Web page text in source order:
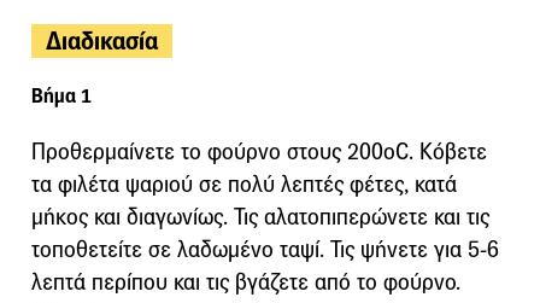
Διαδικασία
Βήμα 1
Προθερμαίνετε το φούρνο στους 200oC. Κόβετε
τα φιλέτα ψαριού σε πολύ λεπτές φέτες, κατά
μήκος και διαγωνίως. Τις αλατοπιπερώνετε και τις
τοποθετείτε σε λαδωμένο ταψί. Τις ψήνετε για 5-6
λεπτά περίπου και τις βγάζετε από το φούρνο.